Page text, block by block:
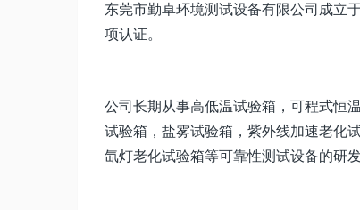
东莞市勤卓环境测试设备有限公司成立
项认证。
公司长期从事高低温试验箱，可程式恒
试验箱，盐雾试验箱，紫外线加速老化
氙灯老化试验箱等可靠性测试设备的研发